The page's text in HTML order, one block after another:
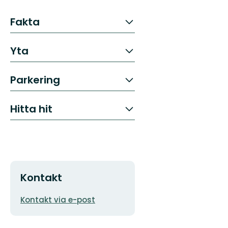
Fakta
Yta
Parkering
Hitta hit
Kontakt
E-
Kontakt via e-post